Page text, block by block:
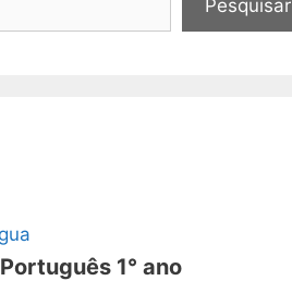
Pesquisar
1° ano